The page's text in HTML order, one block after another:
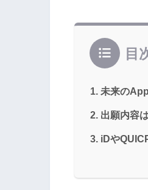
目
未来の
出願内容
iDや